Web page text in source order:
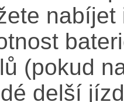
(pokud
delší